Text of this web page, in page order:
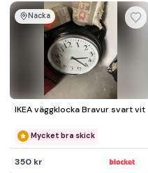
Nacka
IKEA väggklocka Bravur svart vit
Mycket bra skick
350 kr